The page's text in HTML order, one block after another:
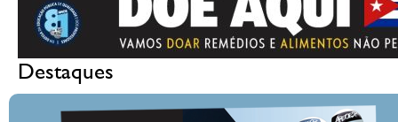
Destaques